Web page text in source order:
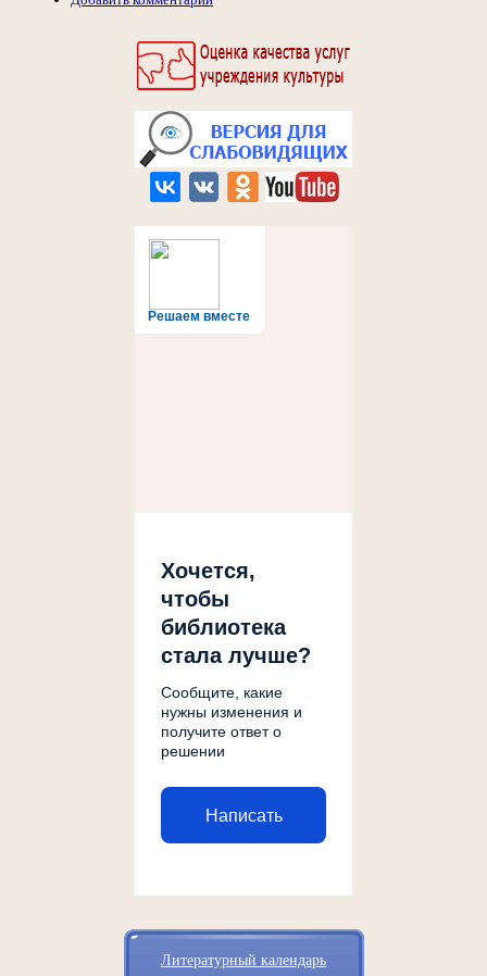
Решаем вместе
Хочется,
чтобы
библиотека
стала лучше?
Сообщите, какие
нужны изменения и
получите ответ о
решении
Написать
Литературный календарь